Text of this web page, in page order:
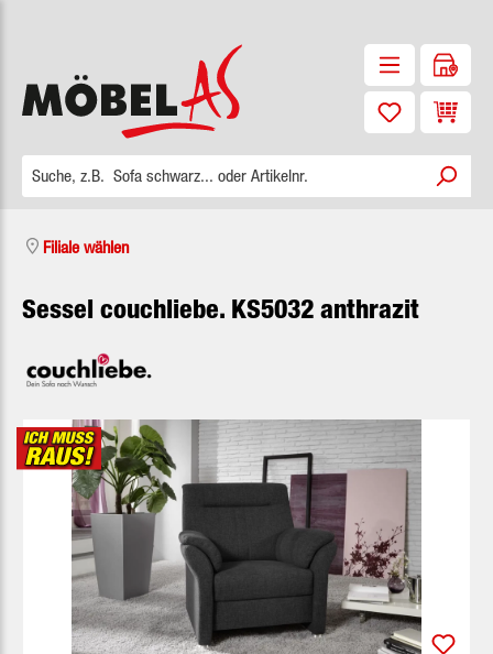
Filiale wählen
Sessel couchliebe. KS5032 anthrazit
Bildergalerie überspringen